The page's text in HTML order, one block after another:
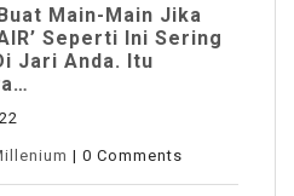
Main-Main Jika
Seperti Ini Sering
Jari Anda. Itu
| 0 Comments